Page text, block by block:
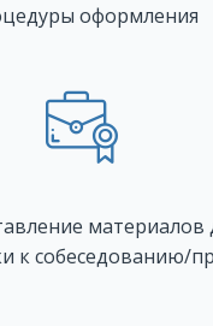
оформления
материалов
к собеседованию/